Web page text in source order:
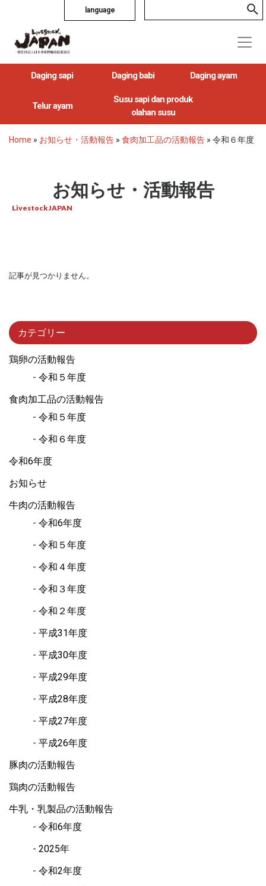
language
Daging sapi Daging babi Daging ayam
Telur ayam
Susu sapi dan produk
olahan susu
Home » お知らせ・活動報告 » 食肉加工品の活動報告 » 令和６年度
お知らせ・活動報告
Livestock JAPAN
記事が見つかりません。
カテゴリー
鶏卵の活動報告
令和５年度
食肉加工品の活動報告
令和５年度
令和６年度
令和6年度
お知らせ
牛肉の活動報告
令和6年度
令和５年度
令和４年度
令和３年度
令和２年度
平成31年度
平成30年度
平成29年度
平成28年度
平成27年度
平成26年度
豚肉の活動報告
鶏肉の活動報告
牛乳・乳製品の活動報告
令和6年度
2025年
令和2年度